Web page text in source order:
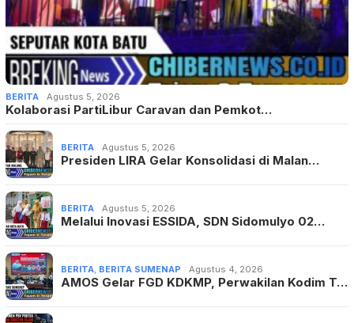
BERITA Agustus 5, 2026
Kolaborasi PartiLibur Caravan dan Pemkot…
BERITA Agustus 5, 2026
Presiden LIRA Gelar Konsolidasi di Malan…
BERITA Agustus 5, 2026
Melalui Inovasi ESSIDA, SDN Sidomulyo 02…
BERITA, BERITA SUMENAP Agustus 4, 2026
AMOS Gelar FGD KDKMP, Perwakilan Kodim T…